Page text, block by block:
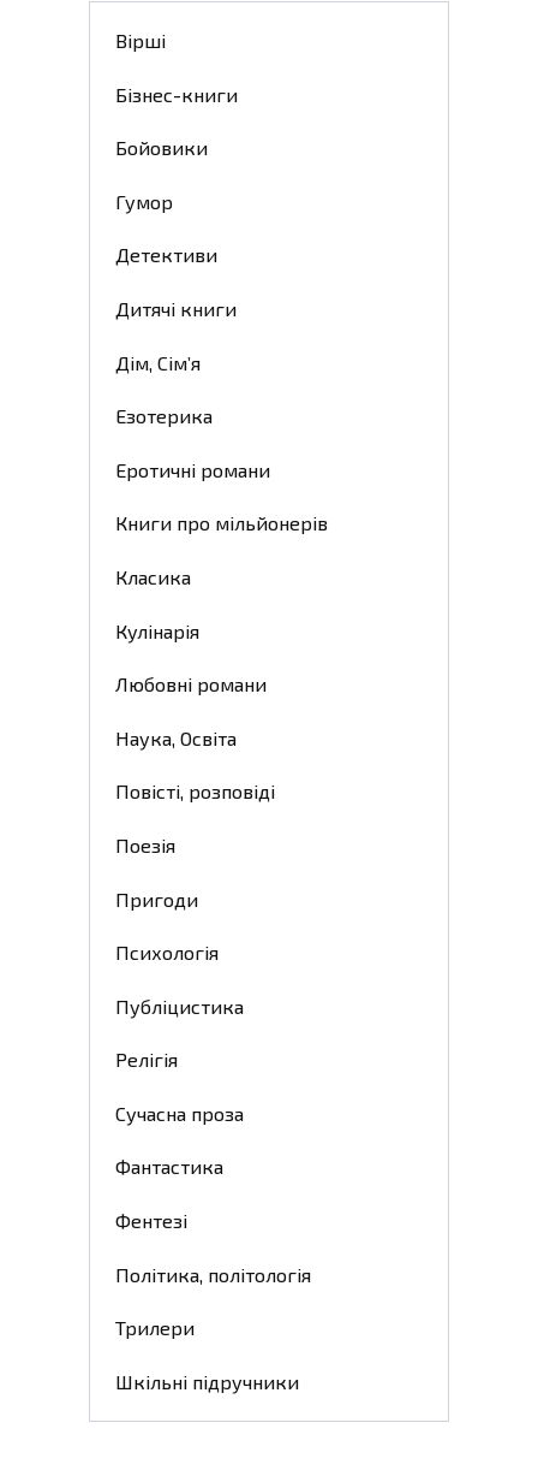
Вірші
Бізнес-книги
Бойовики
Гумор
Детективи
Дитячі книги
Дім, Сім’я
Езотерика
Еротичні романи
Книги про мільйонерів
Класика
Кулінарія
Любовні романи
Наука, Освіта
Повісті, розповіді
Поезія
Пригоди
Психологія
Публіцистика
Релігія
Сучасна проза
Фантастика
Фентезі
Політика, політологія
Трилери
Шкільні підручники